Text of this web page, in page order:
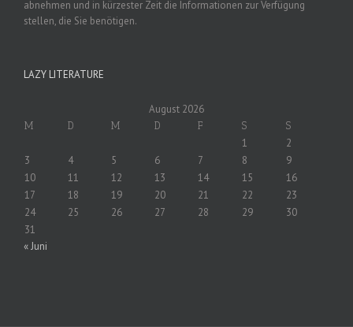
abnehmen und in kürzester Zeit die Informationen zur Verfügung
stellen, die Sie benötigen.
LAZY LITERATURE
August 2026
M D M D F S S
1
2
3
4 5 6 7 8
9
10
11 12 13 14 15
16
17
18 19 20 21 22
23
24
25 26 27 28 29
30
31
« Juni